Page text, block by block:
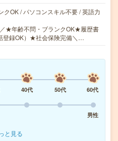
クOK / パソコンスキル不要 / 英語力
★年齢不問・ブランクOK★履歴書
登録OK）★社会保険完備＼…
40代 50代
60代
男性
と見る